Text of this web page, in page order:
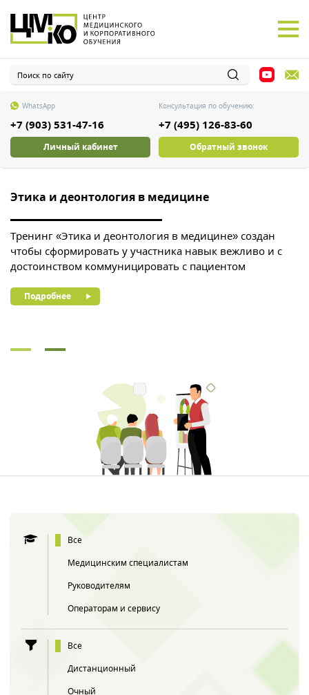
WhatsApp
+7 (903) 531-47-16
Консультация по обучению:
+7 (495) 126-83-60
Личный кабинет Обратный звонок
Этика и деонтология в медицине
Тренинг «Этика и деонтология в медицине» создан
чтобы сформировать у участника навык вежливо и с
достоинством коммуницировать с пациентом
Подробнее
Все
Медицинским специалистам
Руководителям
Операторам и сервису
Все
Дистанционный
Очный